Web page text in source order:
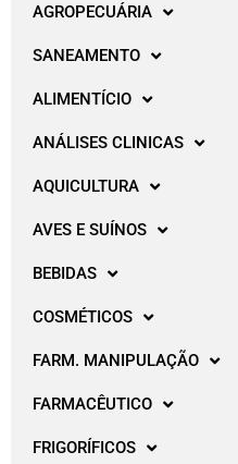
AGROPECUÁRIA
SANEAMENTO
ALIMENTÍCIO
ANÁLISES CLINICAS
AQUICULTURA
AVES E SUÍNOS
BEBIDAS
COSMÉTICOS
FARM. MANIPULAÇÃO
FARMACÊUTICO
FRIGORÍFICOS